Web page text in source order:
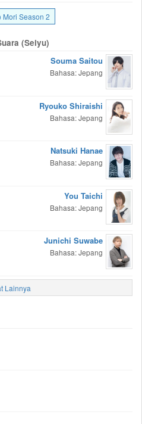
Mori Season 2
(Seiyu)
Souma Saitou
Bahasa: Jepang
Ryouko Shiraishi
Bahasa: Jepang
Natsuki Hanae
Bahasa: Jepang
You Taichi
Bahasa: Jepang
Junichi Suwabe
Bahasa: Jepang
Lainnya